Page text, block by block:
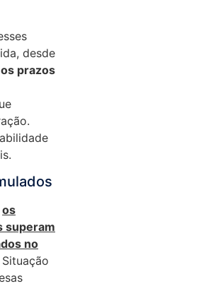
desde
prazos
os
superam
no
Situação